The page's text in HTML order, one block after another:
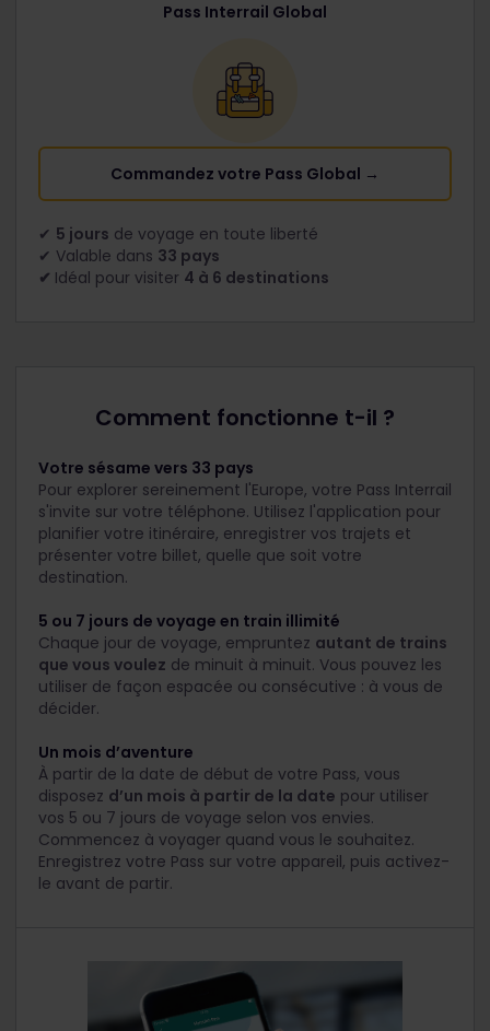
Pass Interrail Global
Commandez votre Pass Global →
✔ 5 jours de voyage en toute liberté
✔ Valable dans 33 pays
✔ Idéal pour visiter 4 à 6 destinations
Comment fonctionne t-il ?
Votre sésame vers 33 pays
Pour explorer sereinement l'Europe, votre Pass Interrail
s'invite sur votre téléphone. Utilisez l'application pour
planifier votre itinéraire, enregistrer vos trajets et
présenter votre billet, quelle que soit votre
destination.
5 ou 7 jours de voyage en train illimité
Chaque jour de voyage, empruntez autant de trains
que vous voulez de minuit à minuit. Vous pouvez les
utiliser de façon espacée ou consécutive : à vous de
décider.
Un mois d’aventure
À partir de la date de début de votre Pass, vous
disposez d’un mois à partir de la date pour utiliser
vos 5 ou 7 jours de voyage selon vos envies.
Commencez à voyager quand vous le souhaitez.
Enregistrez votre Pass sur votre appareil, puis activez-
le avant de partir.